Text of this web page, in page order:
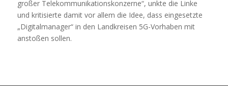
großer Telekommunikationskonzerne“, unkte die Linke
und kritisierte damit vor allem die Idee, dass eingesetzte
„Digitalmanager“ in den Landkreisen 5G-Vorhaben mit
anstoßen sollen.